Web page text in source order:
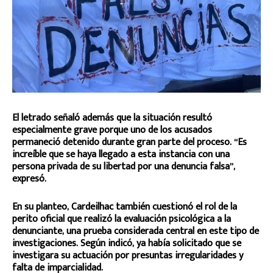
El letrado señaló además que la situación resultó
especialmente grave porque uno de los acusados
permaneció detenido durante gran parte del proceso. “Es
increíble que se haya llegado a esta instancia con una
persona privada de su libertad por una denuncia falsa”,
expresó.
En su planteo,Cardeilhactambién cuestionó el rol de la
perito oficial que realizó la evaluación psicológica a la
denunciante, una prueba considerada central en este tipo de
investigaciones. Según indicó, ya había solicitado que se
investigara su actuación por presuntas irregularidades y
falta de imparcialidad.